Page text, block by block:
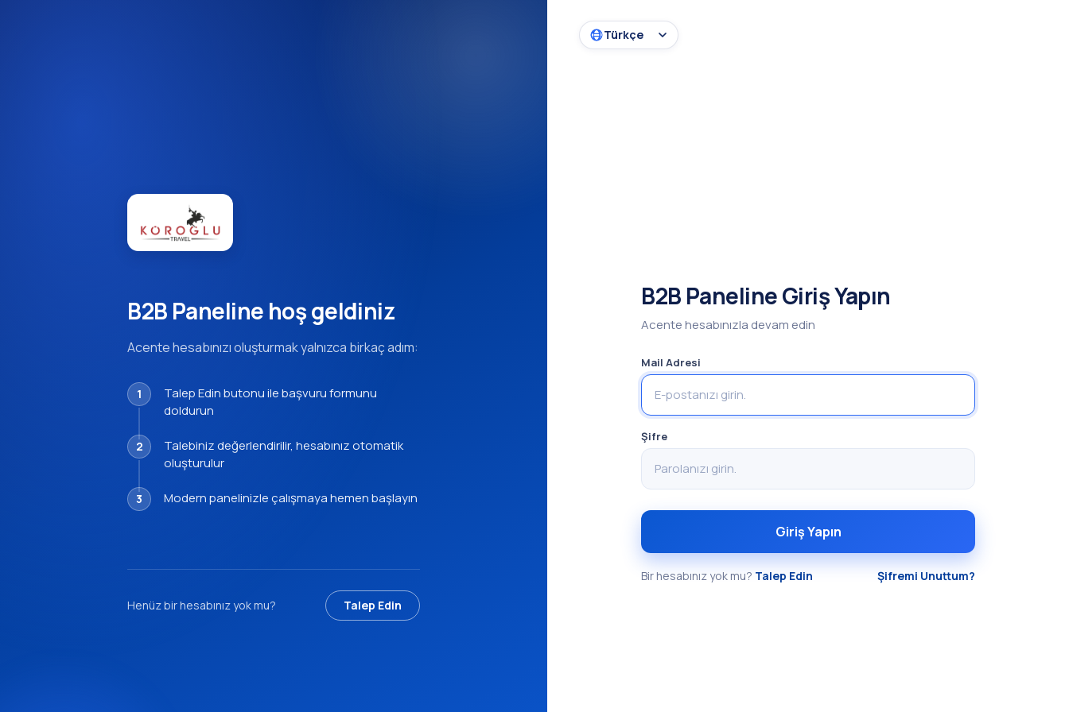
B2B Paneline hoş geldiniz
Acente hesabınızı oluşturmak yalnızca birkaç adım:
Talep Edin butonu ile başvuru formunu
doldurun
Talebiniz değerlendirilir, hesabınız otomatik
oluşturulur
Modern panelinizle çalışmaya hemen başlayın
Henüz bir hesabınız yok mu? Talep Edin
B2B Paneline Giriş Yapın
Acente hesabınızla devam edin
Mail Adresi
Şifre
Giriş Yapın
Bir hesabınız yok mu? Talep Edin Şifremi Unuttum?